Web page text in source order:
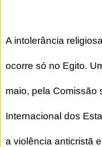
A intolerância
ocorre só no Egito.
maio, pela Comissão
Internacional dos
a violência anticristã